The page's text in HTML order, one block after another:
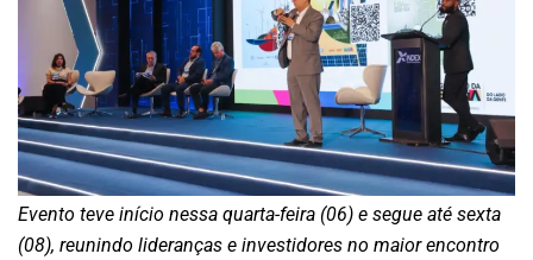
Evento teve início nessa quarta-feira (06) e segue até sexta
(08), reunindo lideranças e investidores no maior encontro